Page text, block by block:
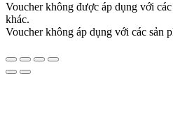
Voucher không được áp dụng với
khác.
Voucher không áp dụng với các sản